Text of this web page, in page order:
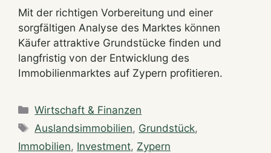
Mit der richtigen Vorbereitung und einer
sorgfältigen Analyse des Marktes können
Käufer attraktive Grundstücke finden und
langfristig von der Entwicklung des
Immobilienmarktes auf Zypern profitieren.
Categories
Wirtschaft & Finanzen
Tags
Auslandsimmobilien, Grundstück,
Immobilien, Investment, Zypern